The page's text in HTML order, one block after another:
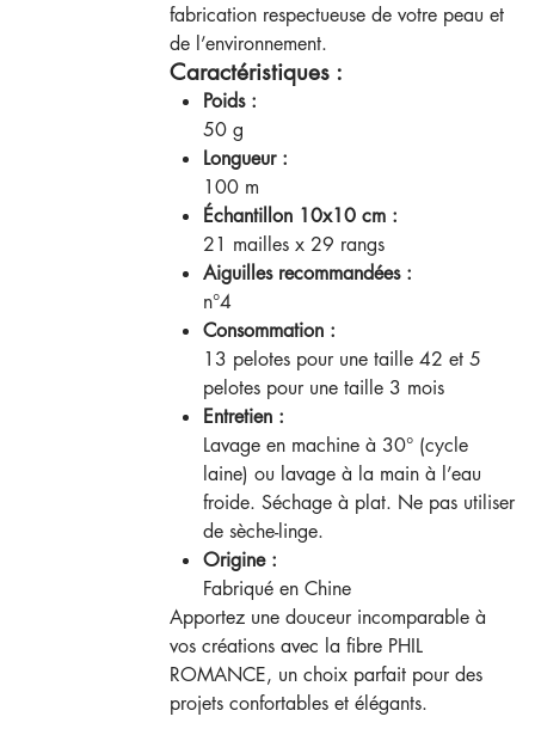
fabrication respectueuse de votre peau et
de l’environnement.
Caractéristiques :
Poids :
50 g
Longueur :
100 m
Échantillon 10x10 cm :
21 mailles x 29 rangs
Aiguilles recommandées :
n°4
Consommation :
13 pelotes pour une taille 42 et 5
pelotes pour une taille 3 mois
Entretien :
Lavage en machine à 30° (cycle
laine) ou lavage à la main à l’eau
froide. Séchage à plat. Ne pas utiliser
de sèche-linge.
Origine :
Fabriqué en Chine
Apportez une douceur incomparable à
vos créations avec la fibre PHIL
ROMANCE, un choix parfait pour des
projets confortables et élégants.